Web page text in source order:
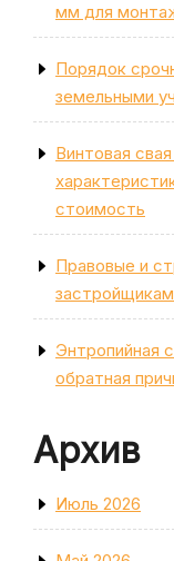
мм для
Порядок
земельными
Винтовая
стоимость
Правовые и
Энтропийная
обратная
Архив
Июль 2026